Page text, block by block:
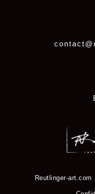
Reutlinger-